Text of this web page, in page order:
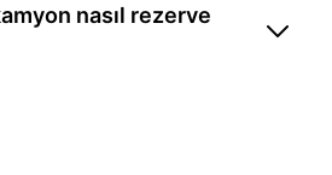
nasıl rezerve